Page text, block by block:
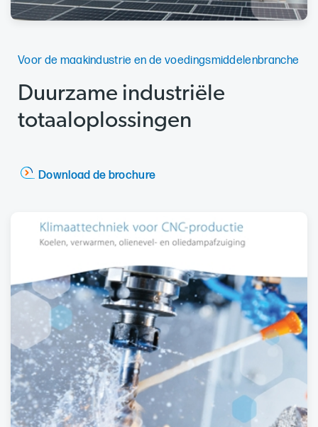
Voor de maakindustrie en de voedingsmiddelenbranche
Duurzame industriële
totaaloplossingen
Download de brochure